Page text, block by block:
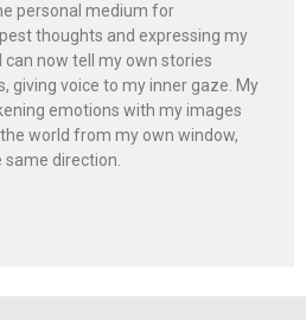
personal medium for
thoughts and expressing my
now tell my own stories
giving voice to my inner gaze. My
emotions with my images
world from my own window,
direction.